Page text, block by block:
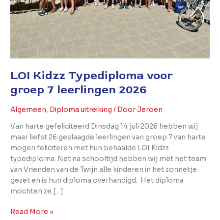
LOI Kidzz Typediploma voor
groep 7 leerlingen 2026
Algemeen, Diploma uitreiking / DoorJeroen
Van harte gefeliciteerd Dinsdag 14 juli 2026 hebben wij
maar liefst 26 geslaagde leerlingen van groep 7 van harte
mogen feliciteren met hun behaalde LOI Kidzz
typediploma. Net na schooltijd hebben wij met het team
van Vrienden van de Twijn alle kinderen in het zonnetje
gezet en is hun diploma overhandigd. Het diploma
mochten ze […]
Read More »